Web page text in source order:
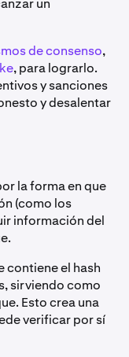
un
de consenso,
, para lograrlo.
y sanciones
y desalentar
la forma en que
(como los
información del
contiene el hash
sirviendo como
Esto crea una
verificar por sí